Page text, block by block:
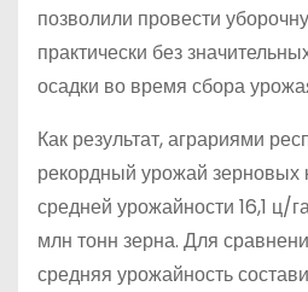
позволили провести
практически без
осадки во время сбора
Как результат, аграриями
рекордный урожай зерновых
средней урожайности 16,1 ц/
млн тонн зерна. Для
средняя урожайность